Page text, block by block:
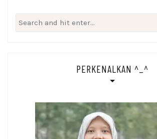
Search
for:
PERKENALKAN ^_^